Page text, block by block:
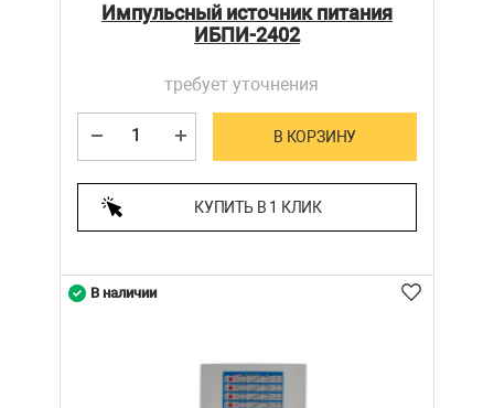
Импульсный источник питания
ИБПИ-2402
требует уточнения
В КОРЗИНУ
КУПИТЬ В 1 КЛИК
В наличии